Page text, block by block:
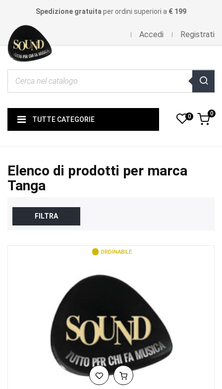
Spedizione gratuita per ordini superiori a € 199
Accedi Registrati
TUTTE CATEGORIE 0 0
Elenco di prodotti per marca
Tanga
FILTRA
ORDINABILE